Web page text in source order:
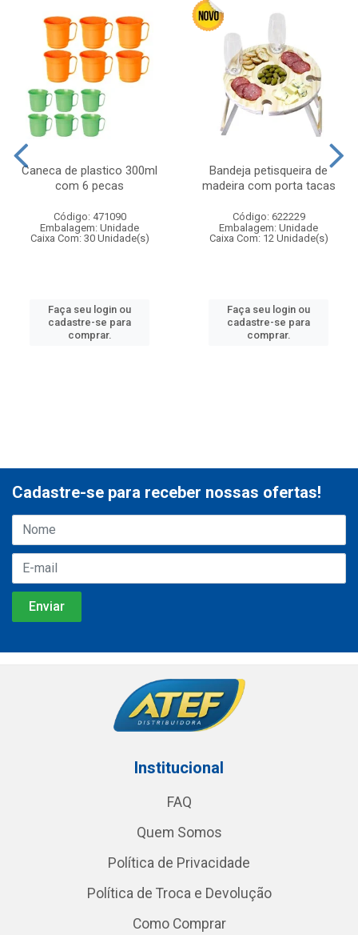
Caneca de plastico 300ml
com 6 pecas
Código: 471090
Embalagem: Unidade
Caixa Com: 30 Unidade(s)
Faça seu login ou
cadastre-se para
comprar.
Bandeja petisqueira de
madeira com porta tacas
Código: 622229
Embalagem: Unidade
Caixa Com: 12 Unidade(s)
Faça seu login ou
cadastre-se para
comprar.
Cadastre-se para receber nossas ofertas!
Institucional
FAQ
Quem Somos
Política de Privacidade
Política de Troca e Devolução
Como Comprar